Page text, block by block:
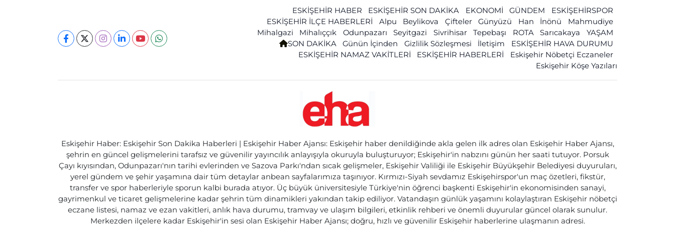
ESKİŞEHİR HABER ESKİŞEHİR SON DAKİKA EKONOMİ GÜNDEM
ESKİŞEHİRSPOR
ESKİŞEHİR İLÇE HABERLERİ
Alpu Beylikova Çifteler Günyüzü Han İnönü
Mahmudiye
Mihalgazi
Mihalıççık Odunpazarı Seyitgazi Sivrihisar Tepebaşı ROTA Sarıcakaya
YAŞAM
SON DAKİKA
Günün İçinden Gizlilik Sözleşmesi İletişim
ESKİŞEHİR HAVA DURUMU
ESKİŞEHİR NAMAZ VAKİTLERİ
ESKİŞEHİR HABERLERİ
Eskişehir Nöbetçi Eczaneler
Eskişehir Köşe Yazıları
Eskişehir Haber: Eskişehir Son Dakika Haberleri | Eskişehir Haber Ajansı: Eskişehir haber denildiğinde akla gelen ilk adres olan Eskişehir Haber Ajansı,
şehrin en güncel gelişmelerini tarafsız ve güvenilir yayıncılık anlayışıyla okuruyla buluşturuyor; Eskişehir'in nabzını günün her saati tutuyor. Porsuk
Çayı kıyısından, Odunpazarı'nın tarihi evlerinden ve Sazova Parkı'ndan sıcak gelişmeler, Eskişehir Valiliği ile Eskişehir Büyükşehir Belediyesi duyuruları,
yerel gündem ve şehir yaşamına dair tüm detaylar anbean sayfalarımıza taşınıyor. Kırmızı-Siyah sevdamız Eskişehirspor'un maç özetleri, fikstür,
transfer ve spor haberleriyle sporun kalbi burada atıyor. Üç büyük üniversitesiyle Türkiye'nin öğrenci başkenti Eskişehir'in ekonomisinden sanayi,
gayrimenkul ve ticaret gelişmelerine kadar şehrin tüm dinamikleri yakından takip ediliyor. Vatandaşın günlük yaşamını kolaylaştıran Eskişehir nöbetçi
eczane listesi, namaz ve ezan vakitleri, anlık hava durumu, tramvay ve ulaşım bilgileri, etkinlik rehberi ve önemli duyurular güncel olarak sunulur.
Merkezden ilçelere kadar Eskişehir'in sesi olan Eskişehir Haber Ajansı; doğru, hızlı ve güvenilir Eskişehir haberlerine ulaşmanın adresi.